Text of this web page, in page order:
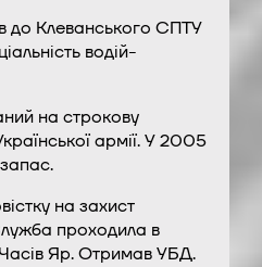
до Клеванського СПТУ
водій-
на строкову
армії. У 2005
на захист
проходила в
Яр. Отримав УБД.